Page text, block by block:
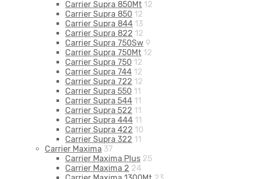
Carrier Supra 850Mt 12
Carrier Supra 850 12
Carrier Supra 844 13
Carrier Supra 822 12
Carrier Supra 750Sw 9
Carrier Supra 750Mt 12
Carrier Supra 750 12
Carrier Supra 744 12
Carrier Supra 722 12
Carrier Supra 550 11
Carrier Supra 544 11
Carrier Supra 522 11
Carrier Supra 444 11
Carrier Supra 422 10
Carrier Supra 322 11
Carrier Maxima 37
Carrier Maxima Plus 25
Carrier Maxima 2 24